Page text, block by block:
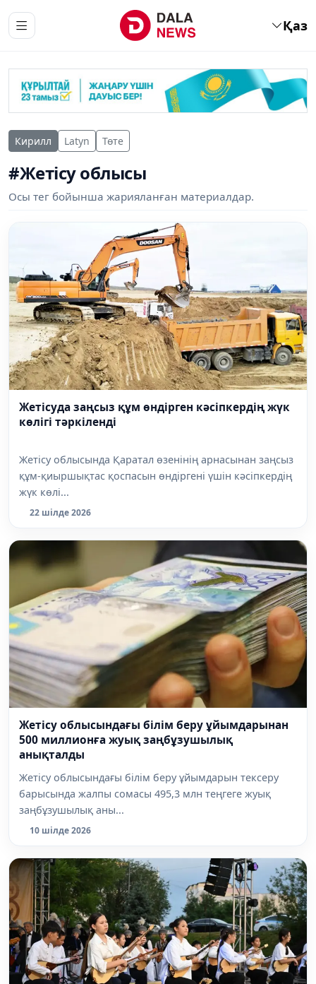
Қаз
Кирилл Latyn Төте
#Жетісу облысы
Осы тег бойынша жарияланған материалдар.
Жетісуда заңсыз құм өндірген кәсіпкердің жүк
көлігі тәркіленді
Жетісу облысында Қаратал өзенінің арнасынан заңсыз
құм-қиыршықтас қоспасын өндіргені үшін кәсіпкердің
жүк көлі...
22 шілде 2026
Жетісу облысындағы білім беру ұйымдарынан
500 миллионға жуық заңбұзушылық
анықталды
Жетісу облысындағы білім беру ұйымдарын тексеру
барысында жалпы сомасы 495,3 млн теңгеге жуық
заңбұзушылық аны...
10 шілде 2026